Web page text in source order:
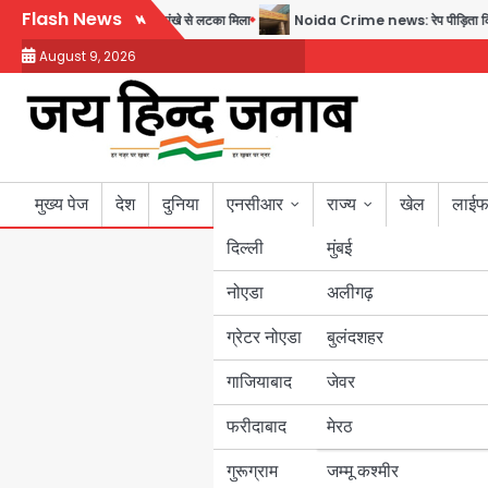
Skip
content
Flash News
घरेलू सहायिका का शव पंखे से लटका मिला Noida Crime news: रेप पीड़िता किशोरी
August 9, 2026
मुख्य पेज देश दुनिया
एनसीआर
दिल्ली
नोएडा
ग्रेटर नोएडा
गाजियाबाद
फरीदाबाद
गुरूग्राम
राज्य
मुंबई
उत्तर प्रदेश
अलीगढ़
बुलंदशहर
जेवर
मेरठ
बिहार
पंजाब
हरियाणा
जम्मू कश्मीर
खेल